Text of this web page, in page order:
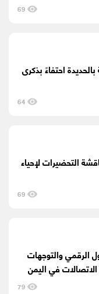
69
احتفاءً بذكرى
64
التحضيرات لإحياء
69
الرقمي والتوجهات
في اليمن
79